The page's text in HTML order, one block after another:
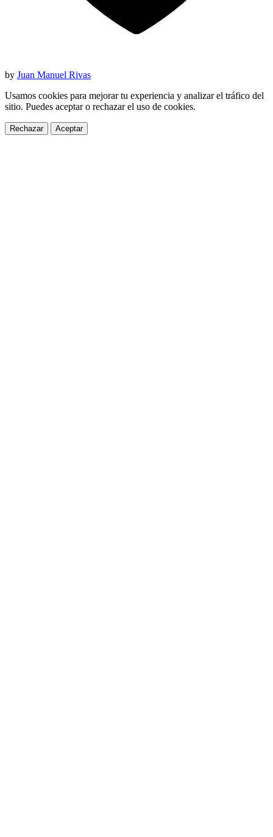
by Juan Manuel Rivas
Usamos cookies para mejorar tu experiencia y analizar el tráfico del
sitio. Puedes aceptar o rechazar el uso de cookies.
Rechazar Aceptar